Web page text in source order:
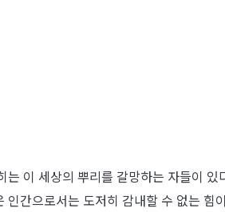
는 이 세상의 뿌리를 갈망하는 자들이 있
인간으로서는 도저히 감내할 수 없는 힘